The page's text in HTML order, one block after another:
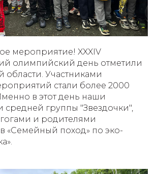
мероприятие! XXXIV
олимпийский день отметили
области. Участниками
стали более 2000
в этот день наши
средней группы "Звездочки",
и родителями
«Семейный поход» по эко-